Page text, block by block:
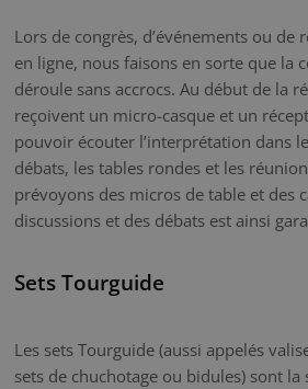
Lors de congrès, d’événements ou de
en ligne, nous faisons en sorte que la
déroule sans accrocs. Au début de la
reçoivent un micro-casque et un
pouvoir écouter l’interprétation dans
débats, les tables rondes et les
prévoyons des micros de table et des
discussions et des débats est ainsi
Sets Tourguide
Les sets Tourguide (aussi appelés
sets de chuchotage ou bidules) sont